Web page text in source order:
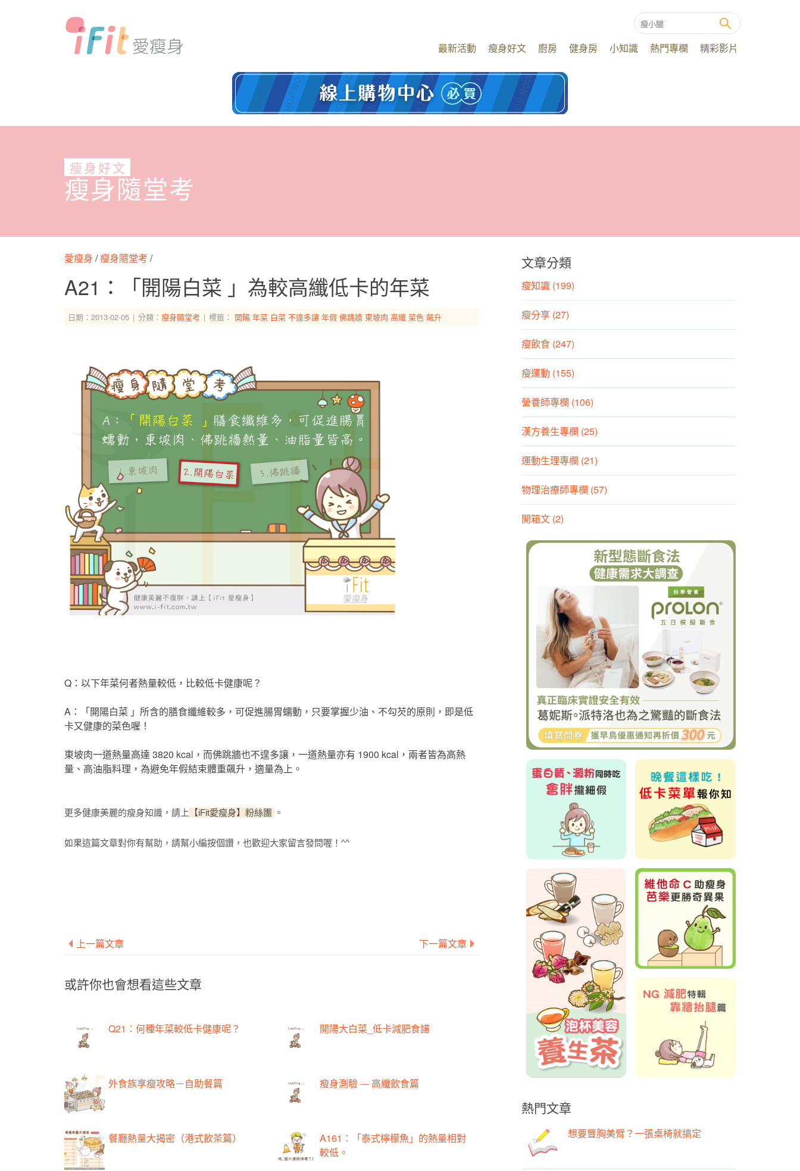
最新活動 瘦身好文 廚房 健身房 小知識 熱門專欄 精彩影片
瘦身好文
瘦身隨堂考
愛瘦身 /瘦身隨堂考 /
A21：「開陽白菜 」為較高纖低卡的年菜
日期：2013-02-05 分類： 瘦身隨堂考 標籤： 開陽 年菜 白菜 不遑多讓 年假 佛跳牆 東坡肉 高纖 菜色 飆升
Q：以下年菜何者熱量較低，比較低卡健康呢？
A：「開陽白菜 」所含的膳食纖維較多，可促進腸胃蠕動，只要掌握少油、不勾芡的原則，即是低
卡又健康的菜色喔！
東坡肉一道熱量高達 3820 kcal，而佛跳牆也不遑多讓，一道熱量亦有 1900 kcal，兩者皆為高熱
量、高油脂料理，為避免年假結束體重飆升，適量為上。
更多健康美麗的瘦身知識，請上 【iFit愛瘦身】粉絲團 。
如果這篇文章對你有幫助，請幫小編按個讚，也歡迎大家留言發問喔！^^
上一篇文章 下一篇文章
或許你也會想看這些文章
Q21：何種年菜較低卡健康呢？ 開陽大白菜_低卡減肥食譜
外食族享瘦攻略－自助餐篇 瘦身測驗 --- 高纖飲食篇
餐廳熱量大揭密（港式飲茶篇）
A161：「泰式檸檬魚」的熱量相對
較低。
文章分類
瘦知識 (199)
瘦分享 (27)
瘦飲食 (247)
瘦運動 (155)
營養師專欄 (106)
漢方養生專欄 (25)
運動生理專欄 (21)
物理治療師專欄 (57)
開箱文 (2)
熱門文章
想要豐胸美臂？一張桌椅就搞定